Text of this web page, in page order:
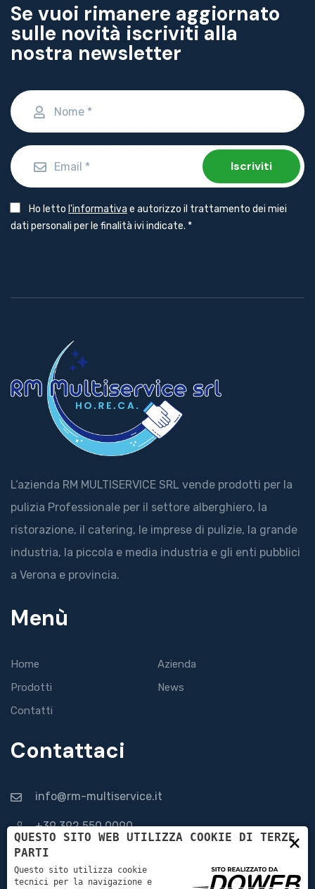
Se vuoi rimanere aggiornato
sulle novità iscriviti alla
nostra newsletter
Iscriviti
Obbligatorio
Ho letto l'informativa e autorizzo il trattamento dei miei
dati personali per le finalità ivi indicate. *
L‘azienda RM MULTISERVICE SRL vende prodotti per la
pulizia Professionale per il settore alberghiero, la
ristorazione, il catering, le imprese di pulizie, la grande
industria, la piccola e media industria e gli enti pubblici
a Verona e provincia.
Menù
Home
Azienda
Prodotti
News
Contatti
Contattaci
info@rm-multiservice.it
+39 392 550 0090
Via Guaina, 30, 37036 San Martino Buon Albergo VR
×
QUESTO SITO WEB UTILIZZA COOKIE DI TERZE
PARTI
Questo sito utilizza cookie
tecnici per la navigazione e